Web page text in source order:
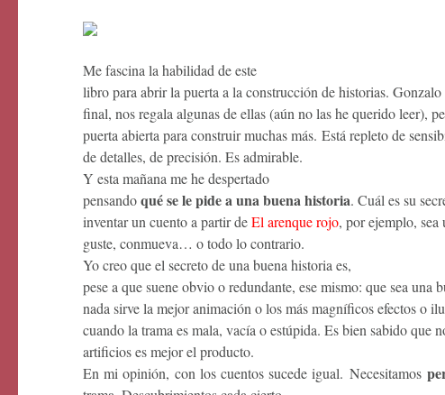
Me fascina la habilidad de este
libro para abrir la puerta a la construcción de historias.
final, nos regala algunas de ellas (aún no las he querido leer),
puerta abierta para construir muchas más. Está repleto de
de detalles, de precisión. Es admirable.
Y esta mañana me he despertado
pensandoqué se le pide a una buena historia. Cuál es su
inventar un cuento a partir deEl arenque rojo, por ejemplo, sea
guste, conmueva… o todo lo contrario.
Yo creo que el secreto de una buena historia es,
pese a que suene obvio o redundante, ese mismo: que sea una
nada sirve la mejor animación o los más magníficos efectos o
cuando la trama es mala, vacía o estúpida. Es bien sabido que
artificios es mejor el producto.
En mi opinión, con los cuentos sucede igual. Necesitamos